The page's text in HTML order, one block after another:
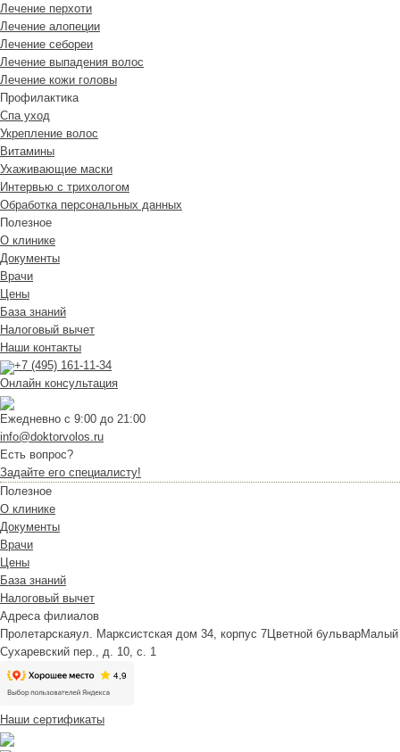
Лечение перхоти
Лечение алопеции
Лечение себореи
Лечение выпадения волос
Лечение кожи головы
Профилактика
Спа уход
Укрепление волос
Витамины
Ухаживающие маски
Интервью с трихологом
Обработка персональных данных
Полезное
О клинике
Документы
Врачи
Цены
База знаний
Налоговый вычет
Наши контакты
+7 (495) 161-11-34
Онлайн консультация
Ежедневно с 9:00 до 21:00
info@doktorvolos.ru
Есть вопрос?
Задайте его специалисту!
Полезное
О клинике
Документы
Врачи
Цены
База знаний
Налоговый вычет
Адреса филиалов
Пролетарскаяул. Марксистская дом 34, корпус 7 Цветной бульварМалый
Сухаревский пер., д. 10, с. 1
Наши сертификаты